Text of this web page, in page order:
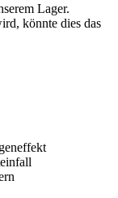
Lager.
könnte dies das